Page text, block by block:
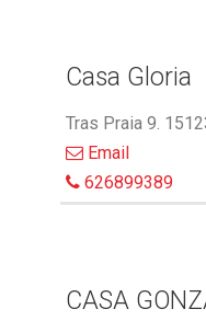
Casa Gloria
Tras Praia 9.
Email
626899389
CASA